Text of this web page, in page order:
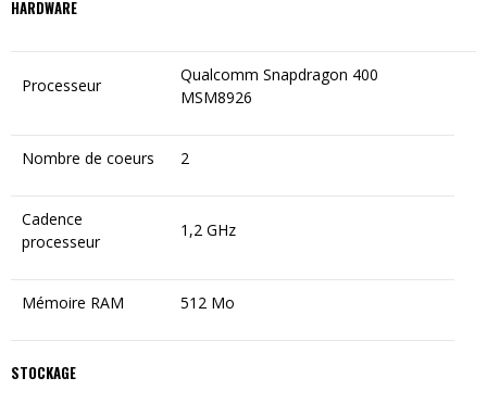
HARDWARE
Processeur
Qualcomm Snapdragon 400
MSM8926
Nombre de coeurs 2
Cadence
processeur
1,2 GHz
Mémoire RAM 512 Mo
STOCKAGE